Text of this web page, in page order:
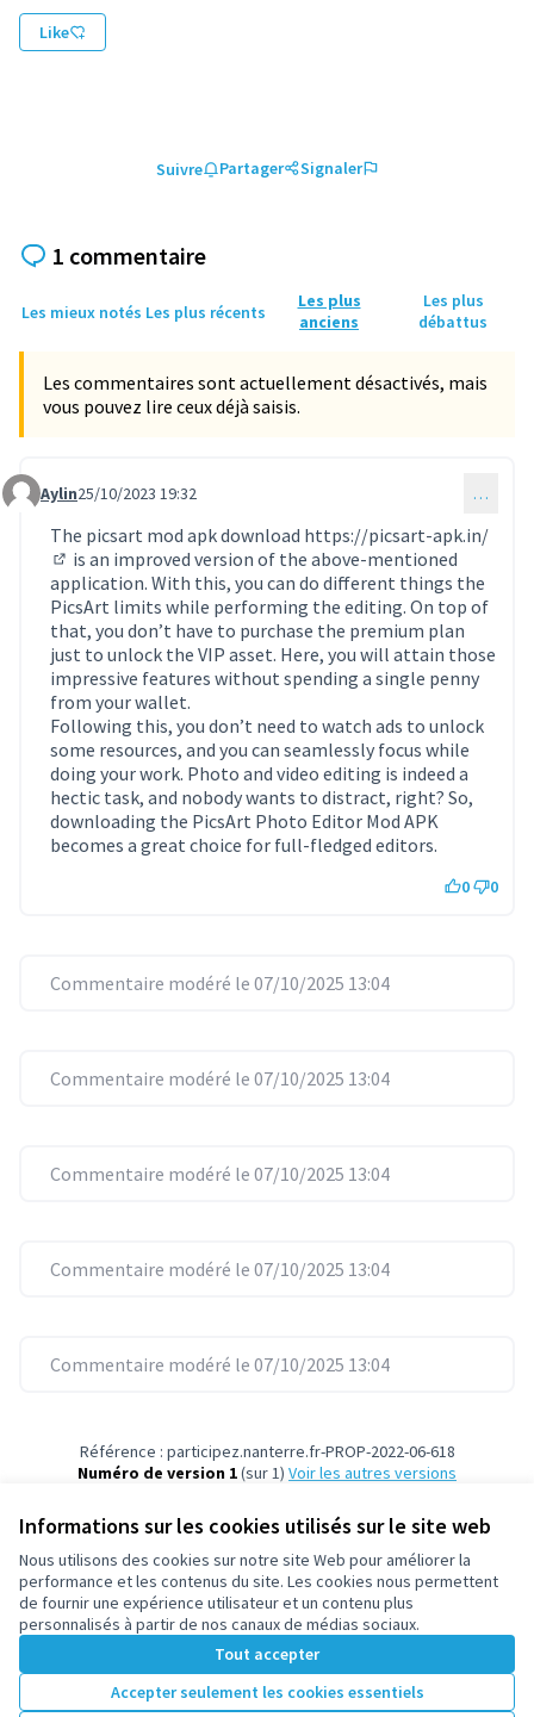
Informations sur les cookies utilisés sur le site web
Nous utilisons des cookies sur notre site Web pour améliorer la
performance et les contenus du site. Les cookies nous permettent
de fournir une expérience utilisateur et un contenu plus
personnalisés à partir de nos canaux de médias sociaux.
Tout accepter
Accepter seulement les cookies essentiels
Like
Suivre Partager Signaler
1 commentaire
Les mieux notés Les plus récents
Les plus
anciens
Les plus
débattus
Les commentaires sont actuellement désactivés, mais
vous pouvez lire ceux déjà saisis.
Commentaire 990
Aylin25/10/2023 19:32 …
The picsart mod apk download https://picsart-apk.in/
(Lien externe)
is an improved version of the above-mentioned
application. With this, you can do different things the
PicsArt limits while performing the editing. On top of
that, you don’t have to purchase the premium plan
just to unlock the VIP asset. Here, you will attain those
impressive features without spending a single penny
from your wallet.
Following this, you don’t need to watch ads to unlock
some resources, and you can seamlessly focus while
doing your work. Photo and video editing is indeed a
hectic task, and nobody wants to distract, right? So,
downloading the PicsArt Photo Editor Mod APK
becomes a great choice for full-fledged editors.
0 0
Commentaire modéré le 07/10/2025 13:04
Commentaire modéré le 07/10/2025 13:04
Commentaire modéré le 07/10/2025 13:04
Commentaire modéré le 07/10/2025 13:04
Commentaire modéré le 07/10/2025 13:04
Référence : participez.nanterre.fr-PROP-2022-06-618
Numéro de version 1(sur 1)
voir les autres versions
Conditions d'utilisation
Paramètres des cookies
participez.nanterre.fr sur X
(Lien externe)
participez.nanterre.fr sur Facebook
participez.nanterre.fr sur Instagram
participez.nanterre.fr sur YouTube
(Lien externe)
participez.nanterre.fr sur GitHub
(Lien externe)